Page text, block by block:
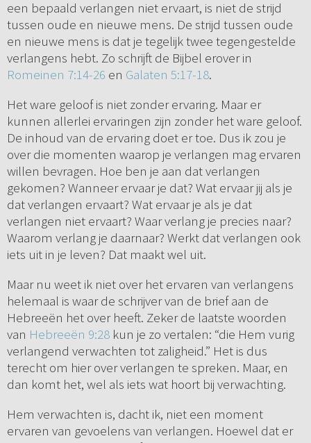
een bepaald verlangen niet ervaart, is niet de strijd
tussen oude en nieuwe mens. De strijd tussen oude
en nieuwe mens is dat je tegelijk twee tegengestelde
verlangens hebt. Zo schrijft de Bijbel erover in
Romeinen 7:14-26 en Galaten 5:17-18.
Het ware geloof is niet zonder ervaring. Maar er
kunnen allerlei ervaringen zijn zonder het ware geloof.
De inhoud van de ervaring doet er toe. Dus ik zou je
over die momenten waarop je verlangen mag ervaren
willen bevragen. Hoe ben je aan dat verlangen
gekomen? Wanneer ervaar je dat? Wat ervaar jij als je
dat verlangen ervaart? Wat ervaar je als je dat
verlangen niet ervaart? Waar verlang je precies naar?
Waarom verlang je daarnaar? Werkt dat verlangen ook
iets uit in je leven? Dat maakt wel uit.
Maar nu weet ik niet over het ervaren van verlangens
helemaal is waar de schrijver van de brief aan de
Hebreeën het over heeft. Zeker de laatste woorden
van Hebreeën 9:28kun je zo vertalen: “die Hem vurig
verlangend verwachten tot zaligheid.” Het is dus
terecht om hier over verlangen te spreken. Maar, en
dan komt het, wel als iets wat hoort bij verwachting.
Hem verwachten is, dacht ik, niet een moment
ervaren van gevoelens van verlangen. Hoewel dat er